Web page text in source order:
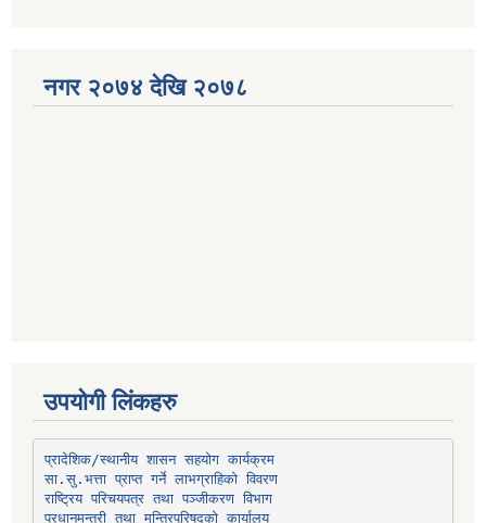
नगर २०७४ देखि २०७८
उपयोगी लिंकहरु
प्रादेशिक/स्थानीय शासन सहयोग कार्यक्रम
सा.सु.भत्ता प्राप्त गर्ने लाभग्राहिको विवरण
राष्ट्रिय परिचयपत्र तथा पञ्‍जीकरण विभाग
प्रधानमन्त्री तथा मन्त्रिपरिषद्को कार्यालय